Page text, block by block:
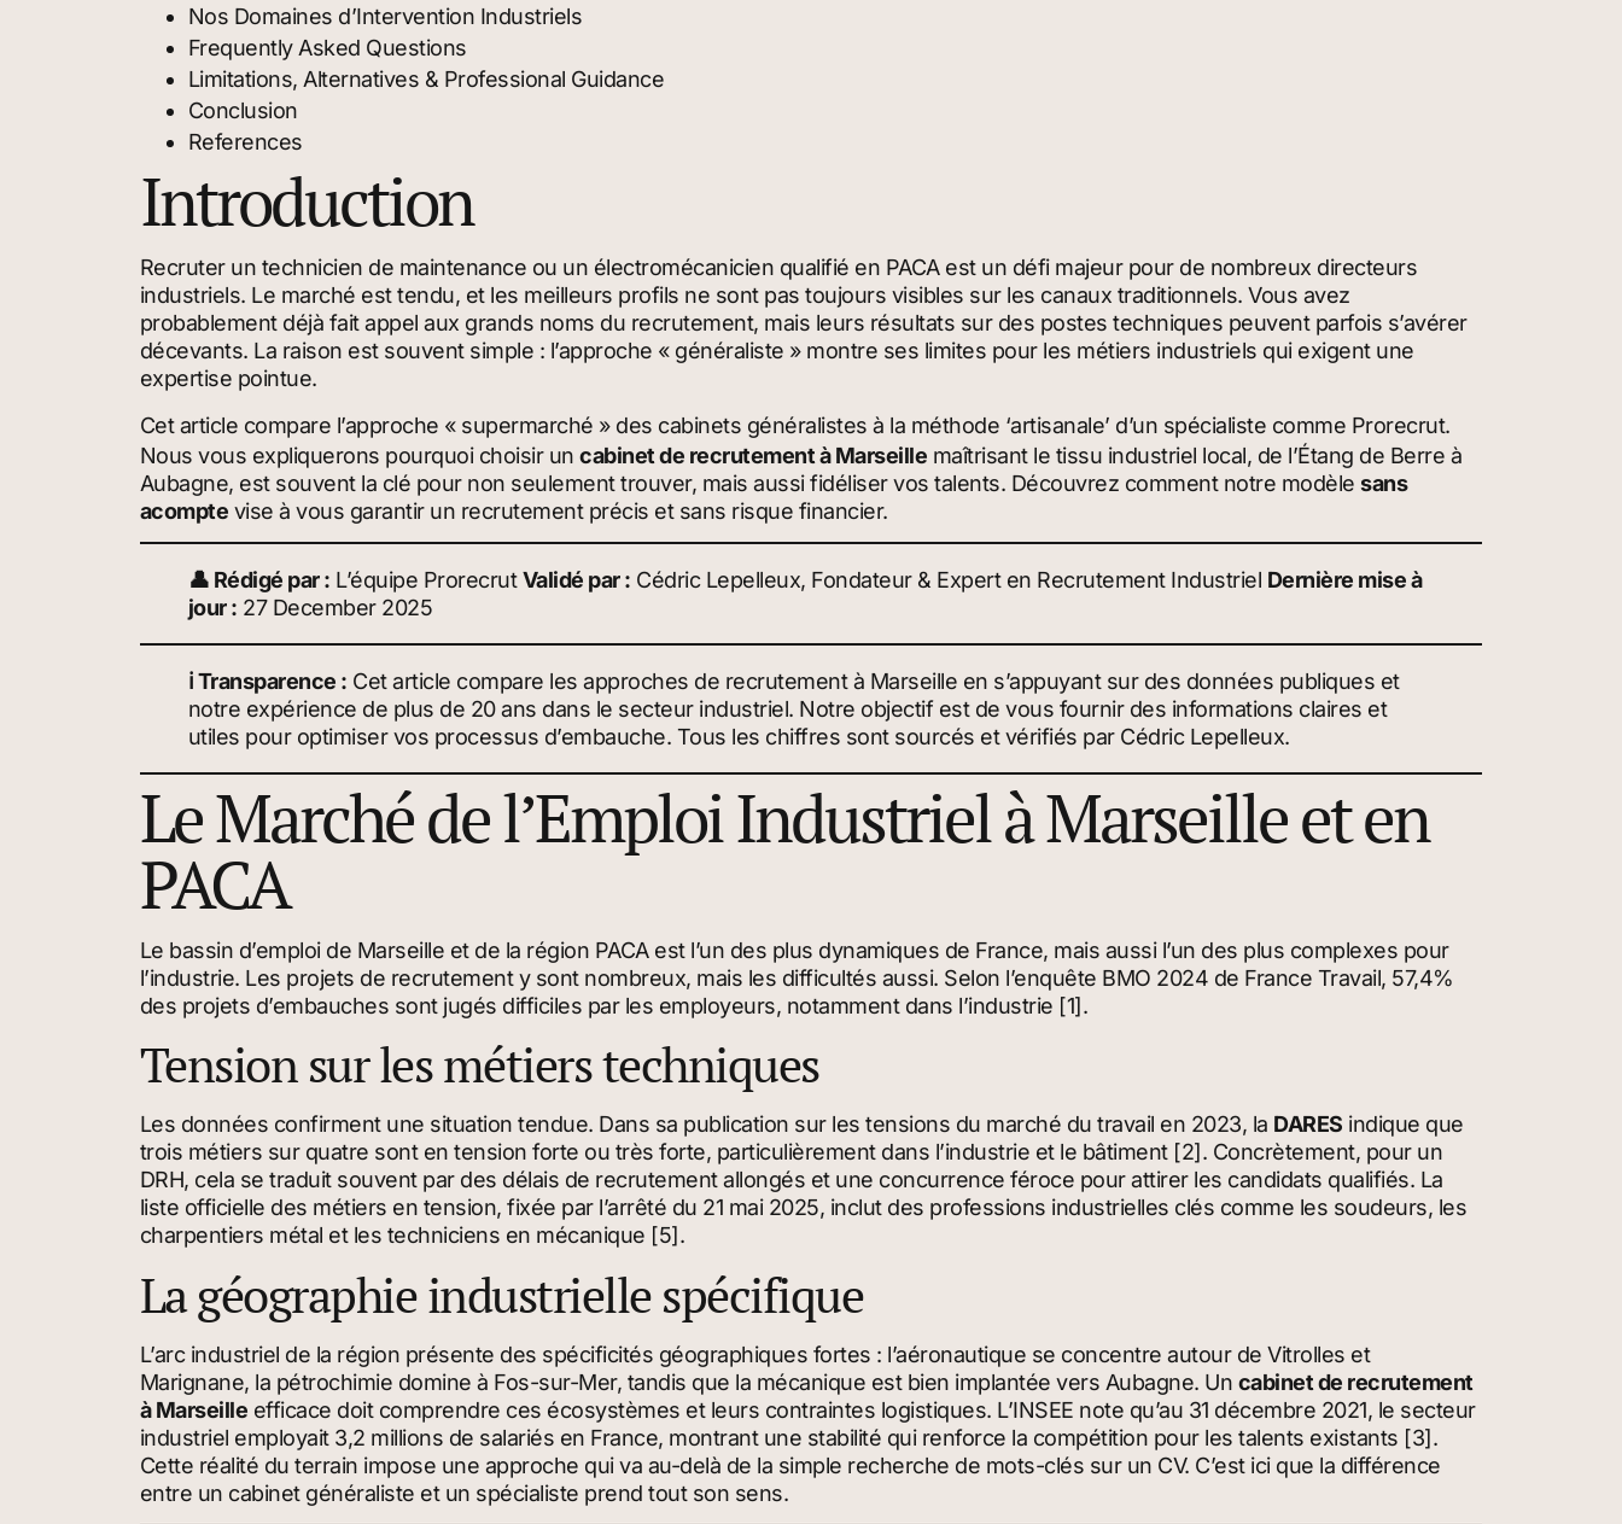
Nos Domaines d’Intervention Industriels
Frequently Asked Questions
Limitations, Alternatives & Professional Guidance
Conclusion
References
Introduction
Recruter un technicien de maintenance ou un électromécanicien qualifié en PACA est un défi majeur pour de nombreux directeurs
industriels. Le marché est tendu, et les meilleurs profils ne sont pas toujours visibles sur les canaux traditionnels. Vous avez
probablement déjà fait appel aux grands noms du recrutement, mais leurs résultats sur des postes techniques peuvent parfois s’avérer
décevants. La raison est souvent simple : l’approche « généraliste » montre ses limites pour les métiers industriels qui exigent une
expertise pointue.
Cet article compare l’approche « supermarché » des cabinets généralistes à la méthode ‘artisanale’ d’un spécialiste comme Prorecrut.
Nous vous expliquerons pourquoi choisir uncabinet de recrutement à Marseille maîtrisant le tissu industriel local, de l’Étang de Berre à
Aubagne, est souvent la clé pour non seulement trouver, mais aussi fidéliser vos talents. Découvrez comment notre modèlesans
acompte vise à vous garantir un recrutement précis et sans risque financier.
👤 Rédigé par : L’équipe ProrecrutValidé par : Cédric Lepelleux, Fondateur & Expert en Recrutement Industriel Dernière mise à
jour : 27 December 2025
ℹ️ Transparence : Cet article compare les approches de recrutement à Marseille en s’appuyant sur des données publiques et
notre expérience de plus de 20 ans dans le secteur industriel. Notre objectif est de vous fournir des informations claires et
utiles pour optimiser vos processus d’embauche. Tous les chiffres sont sourcés et vérifiés par Cédric Lepelleux.
Le Marché de l’Emploi Industriel à Marseille et en
PACA
Le bassin d’emploi de Marseille et de la région PACA est l’un des plus dynamiques de France, mais aussi l’un des plus complexes pour
l’industrie. Les projets de recrutement y sont nombreux, mais les difficultés aussi. Selon l’enquête BMO 2024 de France Travail, 57,4%
des projets d’embauches sont jugés difficiles par les employeurs, notamment dans l’industrie [1].
Tension sur les métiers techniques
Les données confirment une situation tendue. Dans sa publication sur les tensions du marché du travail en 2023, la DARES indique que
trois métiers sur quatre sont en tension forte ou très forte, particulièrement dans l’industrie et le bâtiment [2]. Concrètement, pour un
DRH, cela se traduit souvent par des délais de recrutement allongés et une concurrence féroce pour attirer les candidats qualifiés. La
liste officielle des métiers en tension, fixée par l’arrêté du 21 mai 2025, inclut des professions industrielles clés comme les soudeurs, les
charpentiers métal et les techniciens en mécanique [5].
La géographie industrielle spécifique
L’arc industriel de la région présente des spécificités géographiques fortes : l’aéronautique se concentre autour de Vitrolles et
Marignane, la pétrochimie domine à Fos-sur-Mer, tandis que la mécanique est bien implantée vers Aubagne. Un cabinet de recrutement
à Marseille efficace doit comprendre ces écosystèmes et leurs contraintes logistiques. L’INSEE note qu’au 31 décembre 2021, le secteur
industriel employait 3,2 millions de salariés en France, montrant une stabilité qui renforce la compétition pour les talents existants [3].
Cette réalité du terrain impose une approche qui va au-delà de la simple recherche de mots-clés sur un CV. C’est ici que la différence
entre un cabinet généraliste et un spécialiste prend tout son sens.